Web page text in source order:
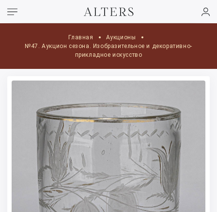
Главная
Аукционы
№47. Аукцион сезона. Изобразительное и декоративно-
прикладное искусство